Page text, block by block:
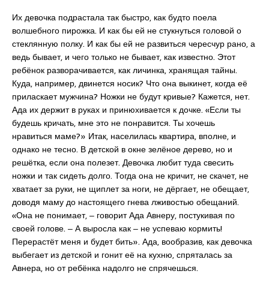
Их девочка подрастала так быстро, как будто поела
волшебного пирожка. И как бы ей не стукнуться головой о
стеклянную полку. И как бы ей не развиться чересчур рано, а
ведь бывает, и чего только не бывает, как известно. Этот
ребёнок разворачивается, как личинка, хранящая тайны.
Куда, например, двинется носик? Что она выкинет, когда её
приласкает мужчина? Ножки не будут кривые? Кажется, нет.
Ада их держит в руках и принюхивается к дочке. «Если ты
будешь кричать, мне это не понравится. Ты хочешь
нравиться маме?» Итак, населилась квартира, вполне, и
однако не тесно. В детской в окне зелёное дерево, но и
решётка, если она полезет. Девочка любит туда свесить
ножки и так сидеть долго. Тогда она не кричит, не скачет, не
хватает за руки, не щиплет за ноги, не дёргает, не обещает,
доводя маму до настоящего гнева лживостью обещаний.
«Она не понимает, ‒ говорит Ада Авнеру, постукивая по
своей голове. ‒ А выросла как ‒ не успеваю кормить!
Перерастёт меня и будет бить». Ада, вообразив, как девочка
выбегает из детской и гонит её на кухню, спряталась за
Авнера, но от ребёнка надолго не спрячешься.